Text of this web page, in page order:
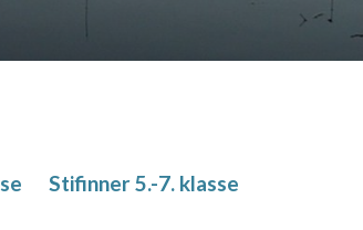
Stifinner 5.-7. klasse